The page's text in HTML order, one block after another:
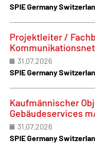
SPIE Germany
Projektleiter /
31.07.2026
SPIE Germany
Kaufmännischer
Gebäudeservices
31.07.2026
SPIE Germany